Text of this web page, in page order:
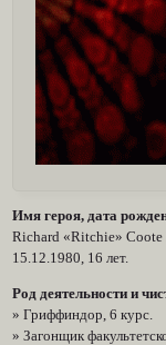
Имя героя, дата
Richard «Ritchie»
15.12.1980, 16 лет.
Род деятельности и
» Гриффиндор, 6 курс.
» Загонщик